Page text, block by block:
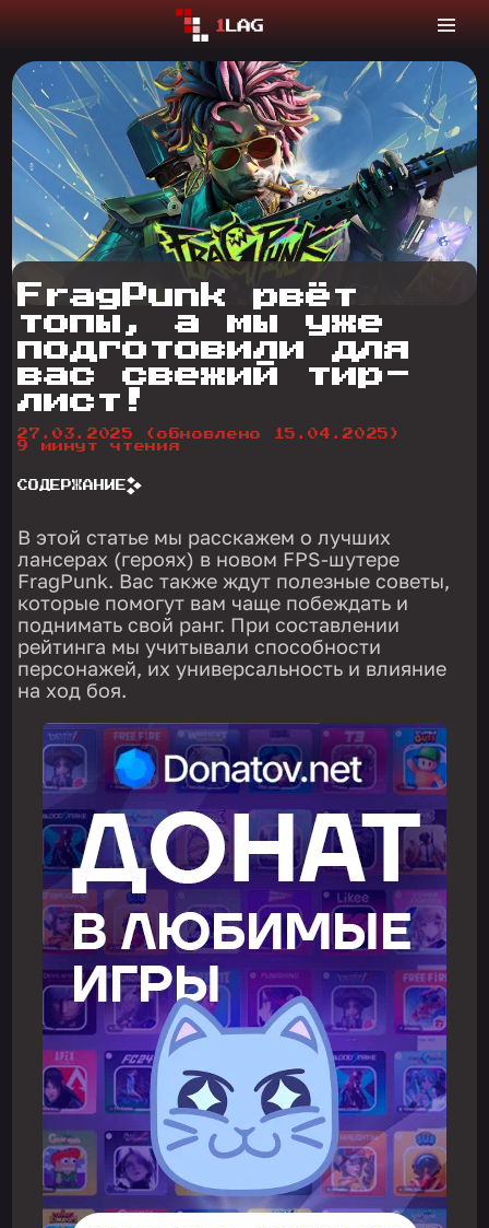
FragPunk рвёт
топы, а мы уже
подготовили для
вас свежий тир-
лист!
27.03.2025
(обновлено 15.04.2025)
9 минут чтения
СОДЕРЖАНИЕ
В этой статье мы расскажем о лучших
лансерах (героях) в новом FPS-шутере
FragPunk. Вас также ждут полезные советы,
которые помогут вам чаще побеждать и
поднимать свой ранг. При составлении
рейтинга мы учитывали способности
персонажей, их универсальность и влияние
на ход боя.